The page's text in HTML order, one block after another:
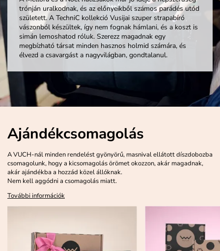
trónján uralkodnak, és az előnyeikből számos parádés utód
született. A TechniC kollekció Vusijai szuper strapabíró
vászonból készültek, így nem fognak hámlani, és a koszt is
simán lemoshatod róluk. Szerezz magadnak egy
megbízható társat minden hasznos holmid számára, és
élvezd a csavargást a nagyvilágban, gondtalanul.
Ajándékcsomagolás
A VUCH-nál minden rendelést gyönyörű, masnival ellátott díszdobozba
csomagolunk, hogy a kicsomagolás örömet okozzon, akár magadnak,
akár ajándékba a hozzád közel állóknak.
Nem kell aggódni a csomagolás miatt.
További információk